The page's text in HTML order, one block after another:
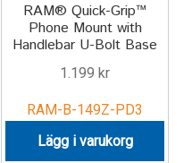
RAM® Quick-Grip™
Phone Mount with
Handlebar U-Bolt Base
1.199 kr
RAM-B-149Z-PD3
Lägg i varukorg